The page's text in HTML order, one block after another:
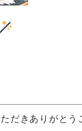
だきありがとう